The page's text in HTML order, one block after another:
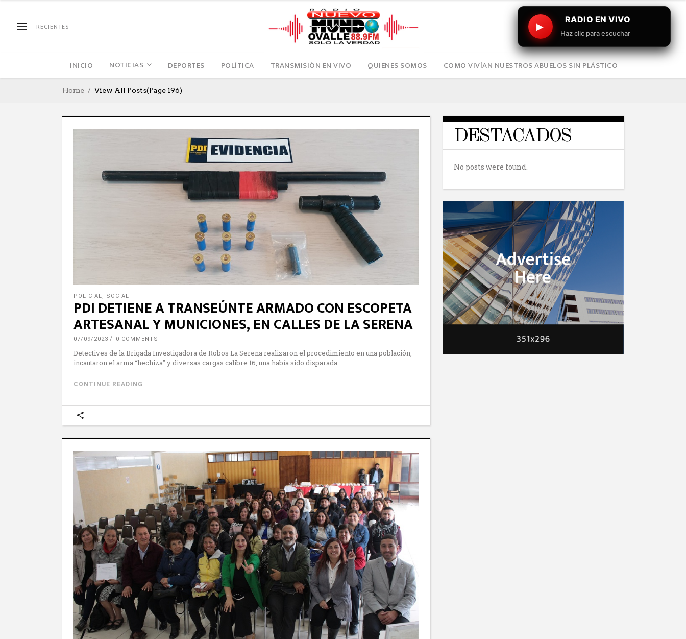
RECIENTES ▶
RADIO EN VIVO
Haz clic para escuchar
INICIO NOTICIAS DEPORTES POLÍTICA TRANSMISIÓN EN VIVO QUIENES SOMOS COMO VIVÍAN NUESTROS ABUELOS SIN PLÁSTICO
Home View All Posts(Page 196)
POLICIAL, SOCIAL
PDI DETIENE A TRANSEÚNTE ARMADO CON ESCOPETA
ARTESANAL Y MUNICIONES, EN CALLES DE LA SERENA
07/09/2023 0 COMMENTS
Detectives de la Brigada Investigadora de Robos La Serena realizaron el procedimiento en una población,
incautaron el arma “hechiza” y diversas cargas calibre 16, una había sido disparada.
CONTINUE READING
DESTACADOS
No posts were found.